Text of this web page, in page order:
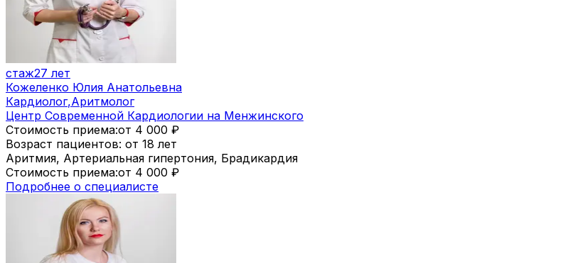
стаж27 лет
Кожеленко Юлия Анатольевна
Кардиолог,Аритмолог
Центр Современной Кардиологии на Менжинского
Стоимость приема:от 4 000 ₽
Возраст пациентов: от 18 лет
Аритмия, Артериальная гипертония, Брадикардия
Стоимость приема:от 4 000 ₽
Подробнее о специалисте